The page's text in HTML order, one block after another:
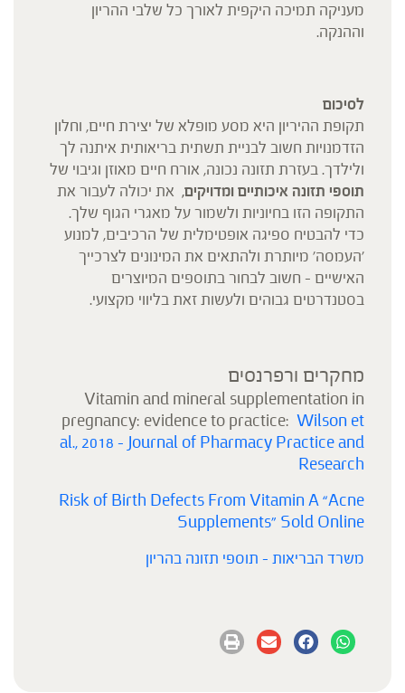
מעניקה תמיכה היקפית לאורך כל שלבי ההריון
וההנקה.
לסיכום
תקופת ההיריון היא מסע מופלא של יצירת חיים, וחלון
הזדמנויות חשוב לבניית תשתית בריאותית איתנה לך
ולילדך. בעזרת תזונה נכונה, אורח חיים מאוזן וגיבוי של
תוספי תזונה איכותיים ומדויקים, את יכולה לעבור את
התקופה הזו בחיוניות ולשמור על מאגרי הגוף שלך.
כדי להבטיח ספיגה אופטימלית של הרכיבים, למנוע
'העמסה' מיותרת ולהתאים את המינונים לצרכייך
האישיים – חשוב לבחור בתוספים המיוצרים
בסטנדרטים גבוהים ולעשות זאת בליווי מקצועי.
מחקרים ורפרנסים
Vitamin and mineral supplementation in
pregnancy: evidence to practice: Wilson et
al., 2018 – Journal of Pharmacy Practice and
Research
Risk of Birth Defects From Vitamin A “Acne
Supplements” Sold Online
משרד הבריאות – תוספי תזונה בהריון